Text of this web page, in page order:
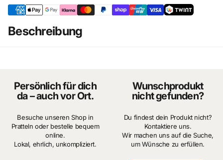
Verwendung: Puppenhaus, Diorama, Miniatur-
Schlafzimmer
Stil: Klassisch, elegant, detailreich
Masse : Breite 1.8cm Höhe 5cm
Beschreibung
Persönlich für dich
da – auch vor Ort.
Besuche unseren Shop in
Pratteln oder bestelle bequem
online.
Lokal, ehrlich, unkompliziert.
Wunschprodukt
nicht gefunden?
Du findest dein Produkt nicht?
Kontaktiere uns.
Wir machen uns auf die Suche,
um Wünsche zu erfüllen.